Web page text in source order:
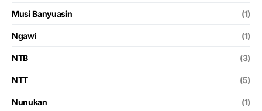
Musi Banyuasin (1)
Ngawi (1)
NTB (3)
NTT (5)
Nunukan (1)